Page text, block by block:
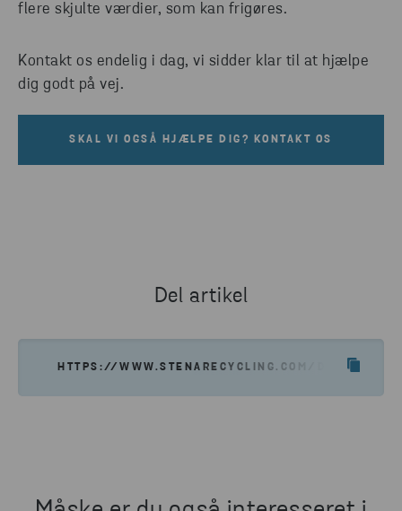
flere skjulte værdier, som kan frigøres.
Kontakt os endelig i dag, vi sidder klar til at hjælpe
dig godt på vej.
SKAL VI OGSÅ HJÆLPE DIG? KONTAKT OS
Del artikel
HTTPS://WWW.STENARECYCLING.COM/DA/